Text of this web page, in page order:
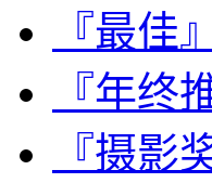
『最佳
『年终
『摄影